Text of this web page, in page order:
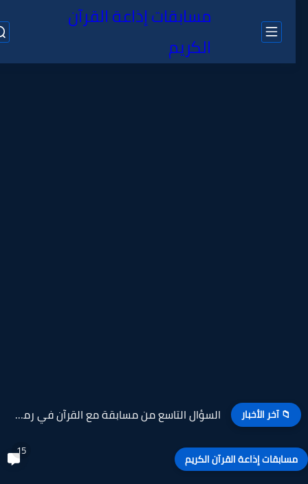
مسابقات إذاعة القرآن
الكريم
📁 آخر الأخبار السؤال التاسع من مسابقة مع القرآن في رمضان بإذاعة القرآن...
إذاعة القرآن الكريم